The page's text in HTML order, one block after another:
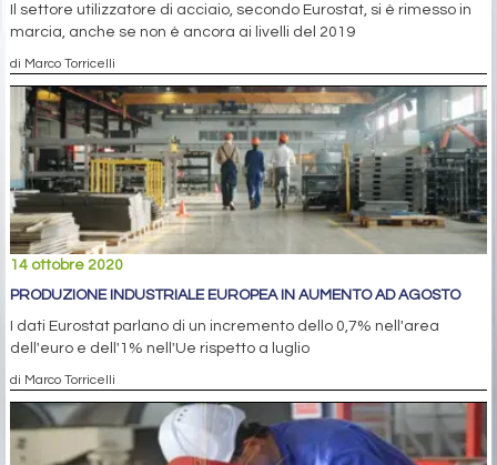
Il settore utilizzatore di acciaio, secondo Eurostat, si è rimesso in
marcia, anche se non è ancora ai livelli del 2019
di Marco Torricelli
14 ottobre 2020
PRODUZIONE INDUSTRIALE EUROPEA IN AUMENTO AD AGOSTO
I dati Eurostat parlano di un incremento dello 0,7% nell'area
dell'euro e dell'1% nell'Ue rispetto a luglio
di Marco Torricelli